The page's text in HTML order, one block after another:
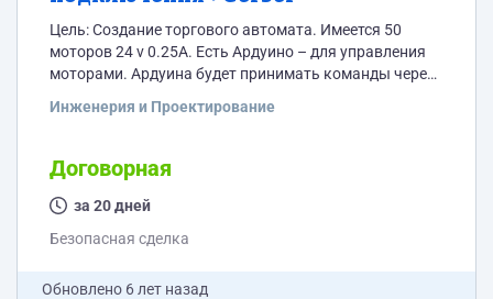
Цель: Создание торгового автомата. Имеется 50
моторов 24 v 0.25A. Есть Ардуино – для управления
моторами. Ардуина будет принимать команды через
температуры воздуха. Общая схема работы Клиент
оплачивает -> программа обрабатывает запрос и
посылает команду Ардуине -> Ардуина посылает
команду на пин -> на данном пине подключена плата
Инженерия и Проектирование
Договорная
за 20 дней
Безопасная сделка
Обновлено 6 лет назад